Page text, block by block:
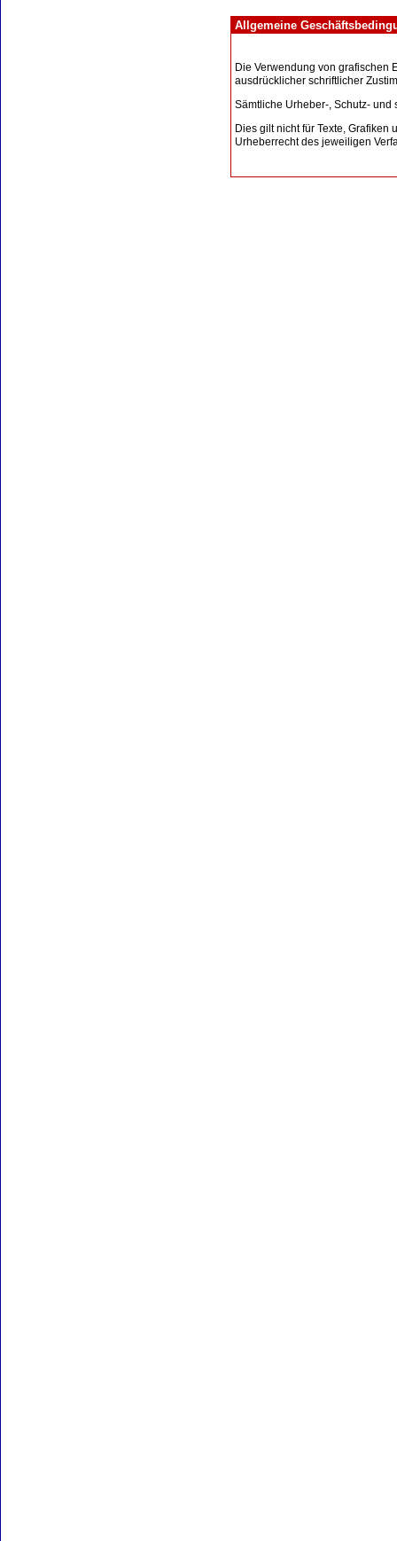
Allgemeine
Die Verwendung von grafischen
ausdrücklicher schriftlicher
Sämtliche Urheber-, Schutz-
Dies gilt nicht für Texte,
Urheberrecht des jeweiligen